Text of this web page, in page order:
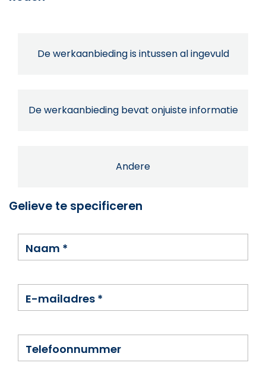
De werkaanbieding is intussen al ingevuld
De werkaanbieding bevat onjuiste informatie
Andere
Gelieve te specificeren
Naam *
E-mailadres *
Telefoonnummer